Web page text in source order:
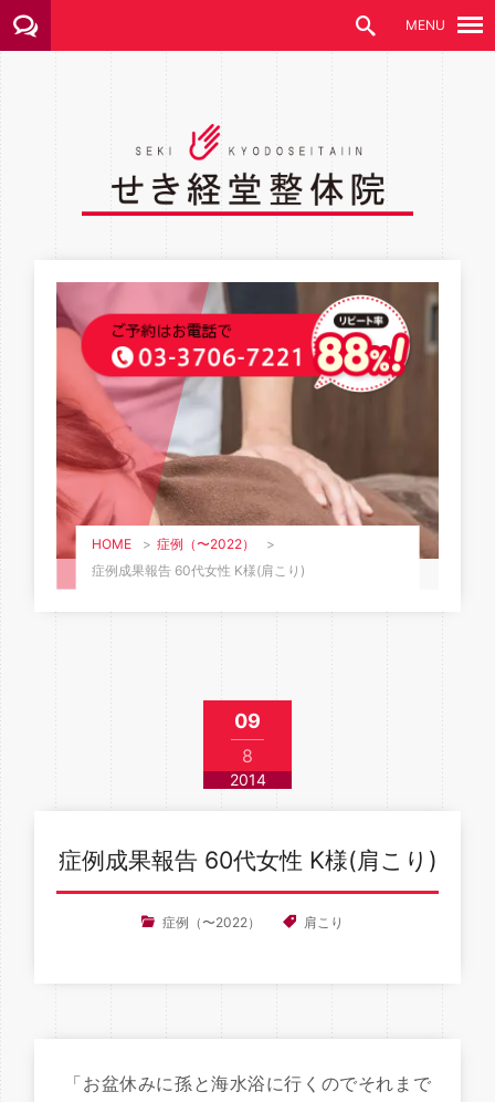
HOME > 症例（〜2022）
>
症例成果報告 60代女性 K様(肩こり)
09
8
2014
症例成果報告 60代女性 K様(肩こり)
症例（〜2022） 肩こり
「お盆休みに孫と海水浴に行くのでそれまで